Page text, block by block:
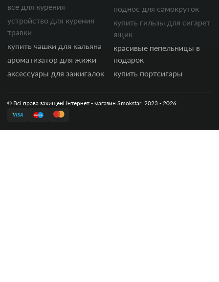
все для курения
устройство для курения
травки
купить чашки для кальяна
ароматизатор для жижи
аксессуары для зажигалок
поднос для самокруток
купить гильзы для сигарет
ящик
красивые пепельницы в
подарок
купить портсигары
© Всі права захищені Інтернет - магазин Smokstar, 2023 - 2026